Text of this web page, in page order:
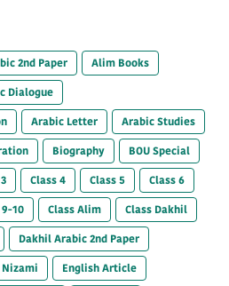
2nd Paper
Alim Books
Dialogue
Arabic Letter
Arabic Studies
Biography
BOU Special
Class 4 Class 5
Class 6
10 Class Alim
Class Dakhil
Dakhil Arabic 2nd Paper
Nizami
English Article